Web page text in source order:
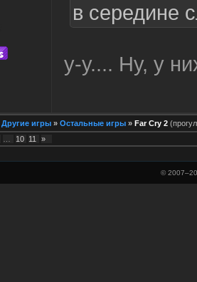
в середине
у-у.... Ну, у
Другие игры » Остальные игры » Far Cry 2
10 11 »
© 2007–